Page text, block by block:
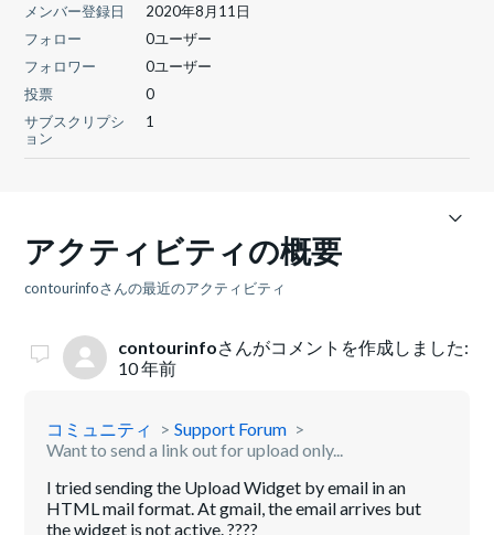
メンバー登録日
2020年8月11日
フォロー
0ユーザー
フォロワー
0ユーザー
投票
0
サブスクリプシ
ョン
1
アクティビティの概要
contourinfoさんの最近のアクティビティ
contourinfoさんがコメントを作成しました:
10 年前
コミュニティ
Support Forum
Want to send a link out for upload only...
I tried sending the Upload Widget by email in an
HTML mail format. At gmail, the email arrives but
the widget is not active. ????